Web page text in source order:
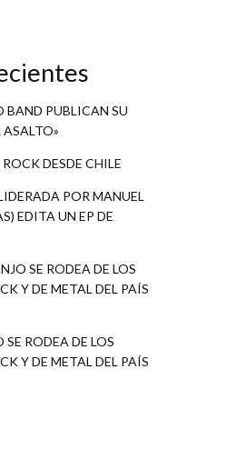
BAND PUBLICAN SU
ASALTO»
DESDE CHILE
POR MANUEL
EDITA UN EP DE
SE RODEA DE LOS
Y DE METAL DEL PAÍS
RODEA DE LOS
Y DE METAL DEL PAÍS